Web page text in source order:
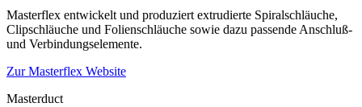
Masterflex entwickelt und produziert extrudierte Spiralschläuche,
Clipschläuche und Folienschläuche sowie dazu passende Anschluß-
und Verbindungselemente.
Zur Masterflex Website
Masterduct